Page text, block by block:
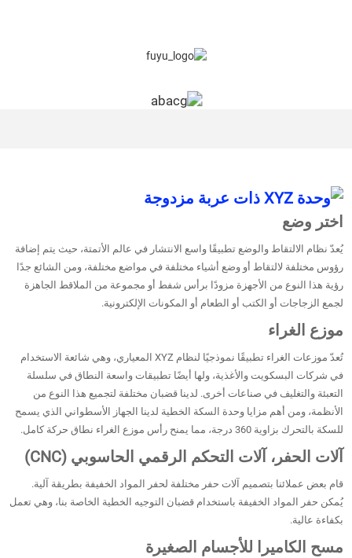
اختر وضع
يُعدّ نظام الالتقاط والوضع تطبيقًا واسع الانتشار في عالم الأتمتة، حيث يتم إضافة
رؤوس مختلفة لالتقاط أو وضع أشياء مختلفة في مواضع مختلفة، ومن الشائع جدًا
رؤية هذا النوع من الأجهزة مزودًا برأس شفط أو مجموعة من الملاقط الجاهزة
لجمع الزجاجات أو الكتب أو الطعام أو المكونات الإلكترونية.
موزع الغراء
تُعدّ موزعات الغراء تطبيقًا نموذجيًا لنظام XYZ المعياري، وهي شائعة الاستخدام
في شركات البسكويت والأغذية، ولها أيضًا تطبيقات واسعة النطاق في سلسلة
التعبئة والتغليف في صناعات أخرى. لدينا قضبان مختلفة لتجميع هذا النوع من
الأنظمة، ومن أهم مزايا وحدة السكة الخطية لدينا الجهاز الأسطواني الذي يسمح
للسكة بالتحرك بزاوية 360 درجة، مما يمنح رأس موزع الغراء نطاق حركة كامل.
آلات الحفر، آلات التحكم الرقمي الحاسوبي (CNC)
قام بعض عملائنا بتصميم آلات حفر مختلفة لحفر المواد الخفيفة بطريقة آلية.
يُمكن حفر المواد الخفيفة باستخدام قضبان التوجيه الخطية الخاصة بنا، وهي تعمل
بكفاءة عالية.
مسح الكاميرا للأجسام الصغيرة